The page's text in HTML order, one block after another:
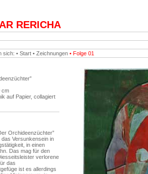
RERICHA
sich: • Start • Zeichnungen • Folge 01
cm
auf Papier, collagiert
Orchideenzüchter”
das Versunkensein in
in einen
Das mag für den
verlorene
das
ist es allerdings